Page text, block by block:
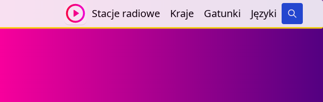
Stacje radiowe Kraje Gatunki Języki
Search